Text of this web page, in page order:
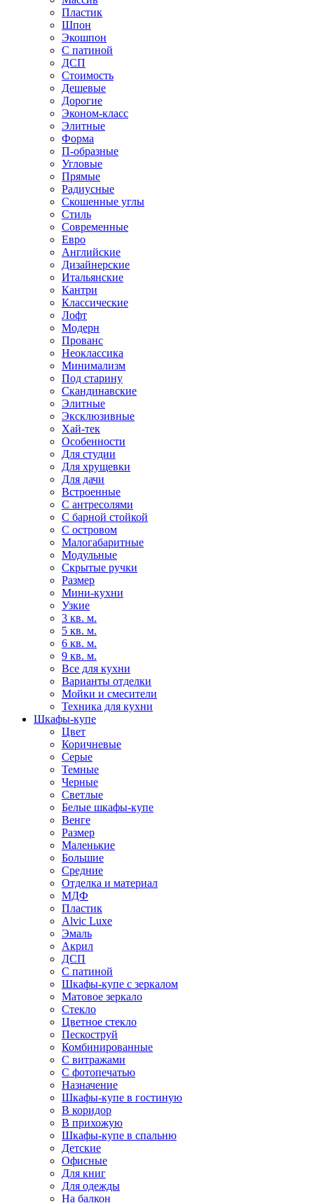
Пластик
Шпон
Экошпон
С патиной
ДСП
Стоимость
Дешевые
Дорогие
Эконом-класс
Элитные
Форма
П-образные
Угловые
Прямые
Радиусные
Скошенные углы
Стиль
Современные
Евро
Английские
Дизайнерские
Итальянские
Кантри
Классические
Лофт
Модерн
Прованс
Неоклассика
Минимализм
Под старину
Скандинавские
Элитные
Эксклюзивные
Хай-тек
Особенности
Для студии
Для хрущевки
Для дачи
Встроенные
С антресолями
С барной стойкой
С островом
Малогабаритные
Модульные
Скрытые ручки
Размер
Мини-кухни
Узкие
3 кв. м.
5 кв. м.
6 кв. м.
9 кв. м.
Все для кухни
Варианты отделки
Мойки и смесители
Техника для кухни
Шкафы-купе
Цвет
Коричневые
Серые
Темные
Черные
Светлые
Белые шкафы-купе
Венге
Размер
Маленькие
Большие
Средние
Отделка и материал
МДФ
Пластик
Alvic Luxe
Эмаль
Акрил
ДСП
С патиной
Шкафы-купе с зеркалом
Матовое зеркало
Стекло
Цветное стекло
Пескоструй
Комбинированные
С витражами
С фотопечатью
Назначение
Шкафы-купе в гостиную
В коридор
В прихожую
Шкафы-купе в спальню
Детские
Офисные
Для книг
Для одежды
На балкон